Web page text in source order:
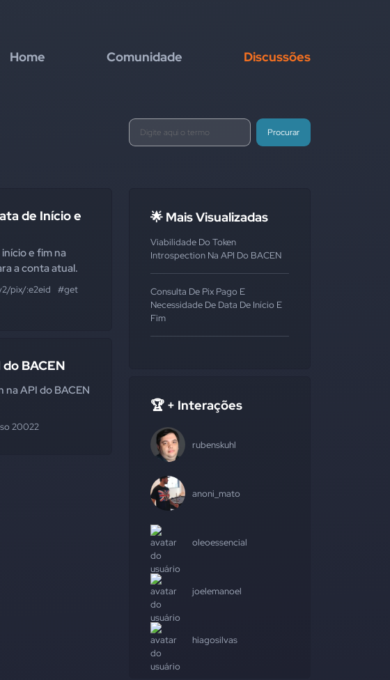
Home Comunidade Discussões
Procurar
de Início e
e fim na
a conta atual.
pix/:e2eid
#get
BACEN
na API do BACEN
20022
🌟 Mais Visualizadas
Viabilidade Do Token
Introspection Na API Do BACEN
Consulta De Pix Pago E
Necessidade De Data De Início E
Fim
🏆 + Interações
rubenskuhl
anoni_mato
oleoessencial
joelemanoel
hiagosilvas